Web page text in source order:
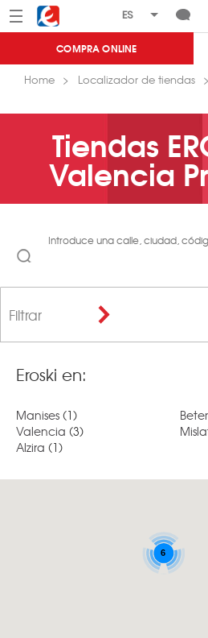
Menú Eroski
COMPRA ONLINE
Home Localizador de tiendas
Tiendas
Valencia
Introduce una calle, ciudad,
Eroski en:
Manises (1)
Valencia (3)
Alzira (1)
6